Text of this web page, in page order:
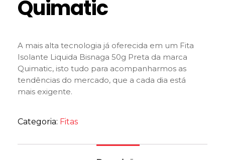
Quimatic
A mais alta tecnologia já oferecida em um Fita
Isolante Liquida Bisnaga 50g Preta da marca
Quimatic, isto tudo para acompanharmos as
tendências do mercado, que a cada dia está
mais exigente.
Categoria: Fitas